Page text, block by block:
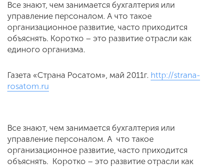
Все знают, чем занимается бухгалтерия или
управление персоналом. А что такое
организационное развитие, часто приходится
объяснять. Коротко – это развитие отрасли как
единого организма.
Газета «Страна Росатом», май 2011г. http://strana-
rosatom.ru
Все знают, чем занимается бухгалтерия или
управление персоналом. А что такое
организационное развитие, часто приходится
объяснять. Коротко – это развитие отрасли как